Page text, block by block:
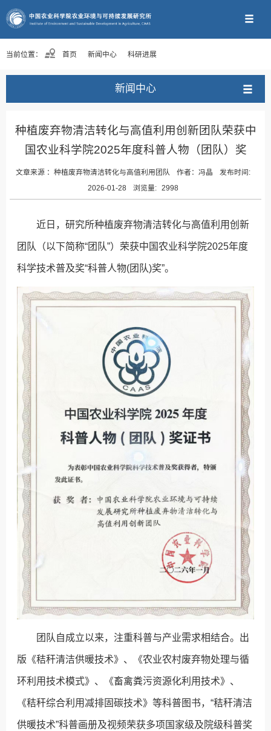
当前位置： 首页 新闻中心 科研进展
新闻中心
种植废弃物清洁转化与高值利用创新团队荣获中
国农业科学院2025年度科普人物（团队）奖
文章来源 ： 种植废弃物清洁转化与高值利用团队 作者： 冯晶
发布时间:
2026-01-28
浏览量: 2998
近日，研究所种植废弃物清洁转化与高值利用创新
团队（以下简称“团队”）荣获中国农业科学院2025年度
科学技术普及奖“科普人物(团队)奖”。
团队自成立以来，注重科普与产业需求相结合。出
版《秸秆清洁供暖技术》、《农业农村废弃物处理与循
环利用技术模式》、《畜禽粪污资源化利用技术》、
《秸秆综合利用减排固碳技术》等科普图书，“秸秆清洁
供暖技术”科普画册及视频荣获多项国家级及院级科普奖